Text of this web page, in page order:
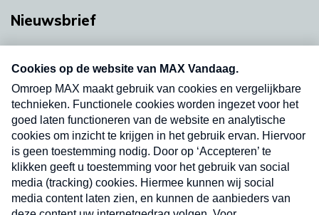
Nieuwsbrief
nieuwsbrief. Elke vrijdag- en dinsdagochtend in
uw mailbox.
Verzend